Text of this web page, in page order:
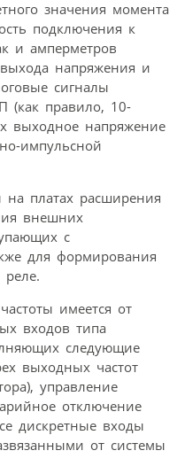
значения момента
подключения к
и амперметров
выхода напряжения и
сигналы
(как правило, 10-
выходное напряжение
импульсной
платах расширения
внешних
с
для формирования
имеется от
входов типа
следующие
выходных частот
управление
отключение
дискретные входы
от системы